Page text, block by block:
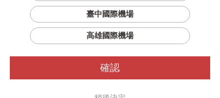
臺中國際機場
高雄國際機場
確認